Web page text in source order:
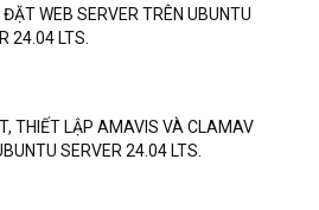
WEB SERVER TRÊN UBUNTU
24.04 LTS.
THIẾT LẬP AMAVIS VÀ CLAMAV
SERVER 24.04 LTS.